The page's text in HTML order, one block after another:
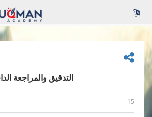
التدقيق والمراجعة
15